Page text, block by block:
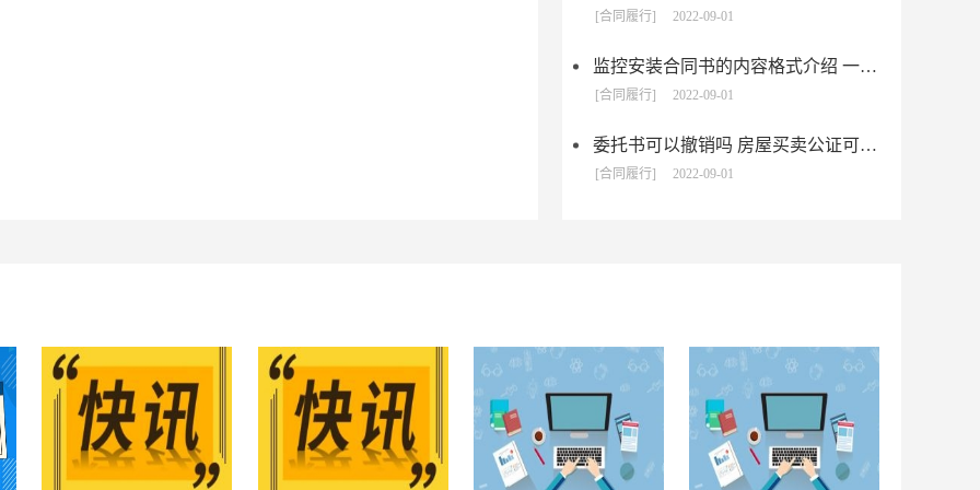
[合同履行] 2022-09-01
监控安装合同书的内容格式介绍 一般包括这些条款
[合同履行] 2022-09-01
委托书可以撤销吗 房屋买卖公证可否撤销
[合同履行] 2022-09-01